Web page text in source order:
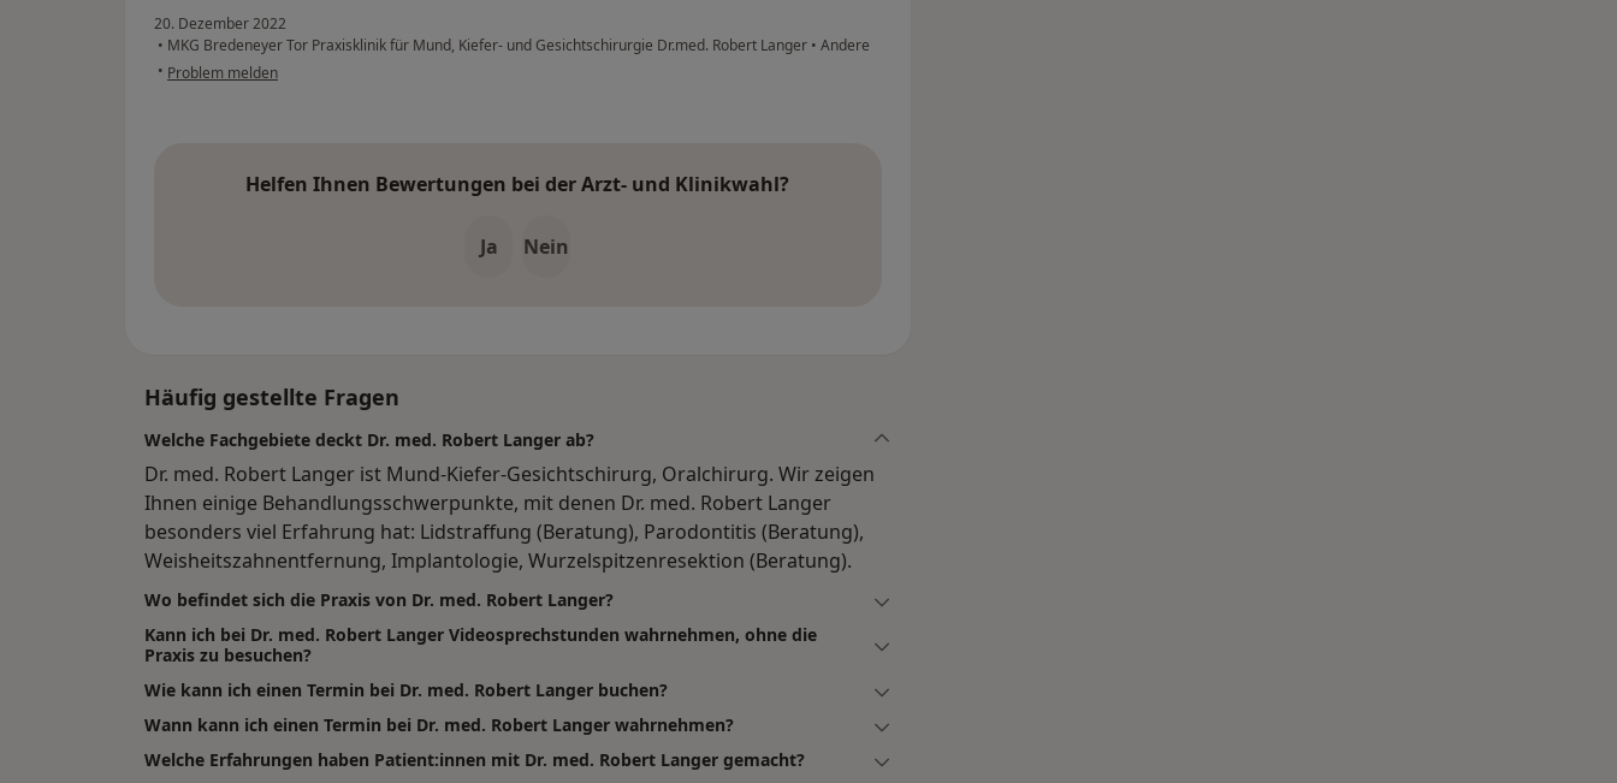
20. Dezember 2022
• MKG Bredeneyer Tor Praxisklinik für Mund, Kiefer- und Gesichtschirurgie Dr.med. Robert Langer • Andere
• Problem melden
Helfen Ihnen Bewertungen bei der Arzt- und Klinikwahl?
Ja Nein
Häufig gestellte Fragen
Welche Fachgebiete deckt Dr. med. Robert Langer ab?
Dr. med. Robert Langer ist Mund-Kiefer-Gesichtschirurg, Oralchirurg. Wir zeigen
Ihnen einige Behandlungsschwerpunkte, mit denen Dr. med. Robert Langer
besonders viel Erfahrung hat: Lidstraffung (Beratung), Parodontitis (Beratung),
Weisheitszahnentfernung, Implantologie, Wurzelspitzenresektion (Beratung).
Wo befindet sich die Praxis von Dr. med. Robert Langer?
Kann ich bei Dr. med. Robert Langer Videosprechstunden wahrnehmen, ohne die
Praxis zu besuchen?
Wie kann ich einen Termin bei Dr. med. Robert Langer buchen?
Wann kann ich einen Termin bei Dr. med. Robert Langer wahrnehmen?
Welche Erfahrungen haben Patient:innen mit Dr. med. Robert Langer gemacht?